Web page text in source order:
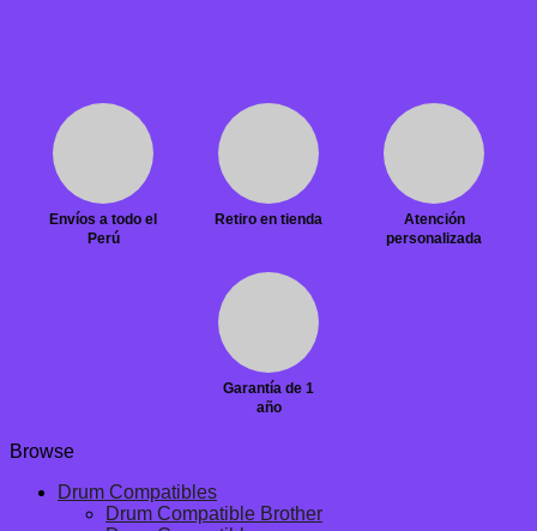
Envíos a todo el
Perú
Retiro en tienda
Atención
personalizada
Garantía de 1
año
Browse
Drum Compatibles
Drum Compatible Brother